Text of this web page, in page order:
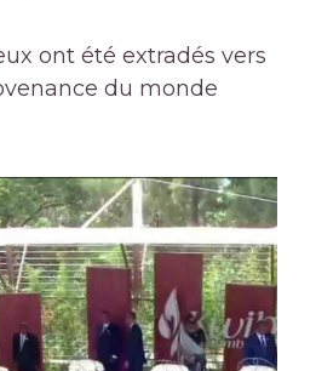
ont été extradés vers
du monde